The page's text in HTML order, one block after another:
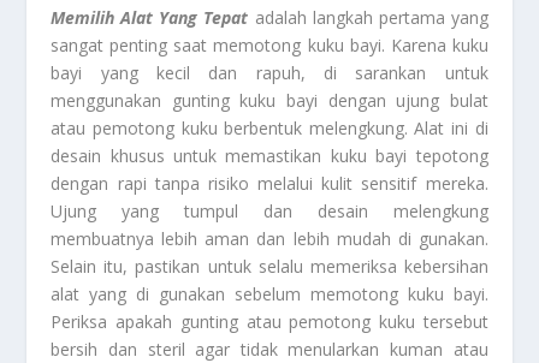
Memilih Alat Yang Tepat adalah langkah pertama yang
sangat penting saat memotong kuku bayi. Karena kuku
bayi yang kecil dan rapuh, di sarankan untuk
menggunakan gunting kuku bayi dengan ujung bulat
atau pemotong kuku berbentuk melengkung. Alat ini di
desain khusus untuk memastikan kuku bayi tepotong
dengan rapi tanpa risiko melalui kulit sensitif mereka.
Ujung yang tumpul dan desain melengkung
membuatnya lebih aman dan lebih mudah di gunakan.
Selain itu, pastikan untuk selalu memeriksa kebersihan
alat yang di gunakan sebelum memotong kuku bayi.
Periksa apakah gunting atau pemotong kuku tersebut
bersih dan steril agar tidak menularkan kuman atau